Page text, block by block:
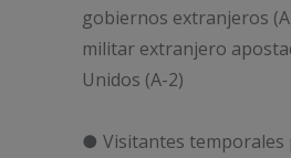
gobiernos extranjeros
militar extranjero
Unidos (A-2)
● Visitantes temporales